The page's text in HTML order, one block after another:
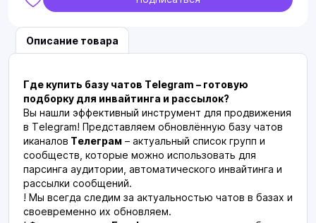
Описание товара
Где купить базу чатов Telegram – готовую
подборку для инвайтинга и рассылок?
Вы нашли эффективный инструмент для продвижения
в Telegram! Представляем обновлённую базу чатов
иканалов Телеграм – актуальный список групп и
сообществ, которые можно использовать для
парсинга аудитории, автоматического инвайтинга и
рассылки сообщений.
! Мы всегда следим за актуальностью чатов в базах и
своевременно их обновляем.